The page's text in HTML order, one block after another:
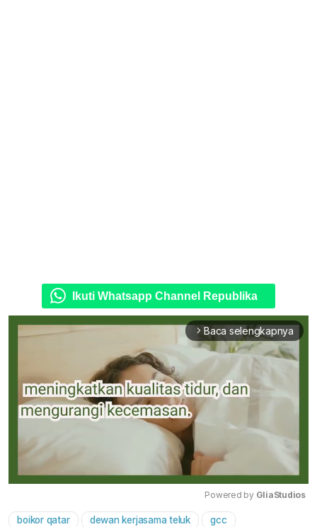
Ikuti Whatsapp Channel Republika
arrow_forward_ios Baca selengkapnya
Powered by GliaStudios
boikor qatar dewan kerjasama teluk gcc